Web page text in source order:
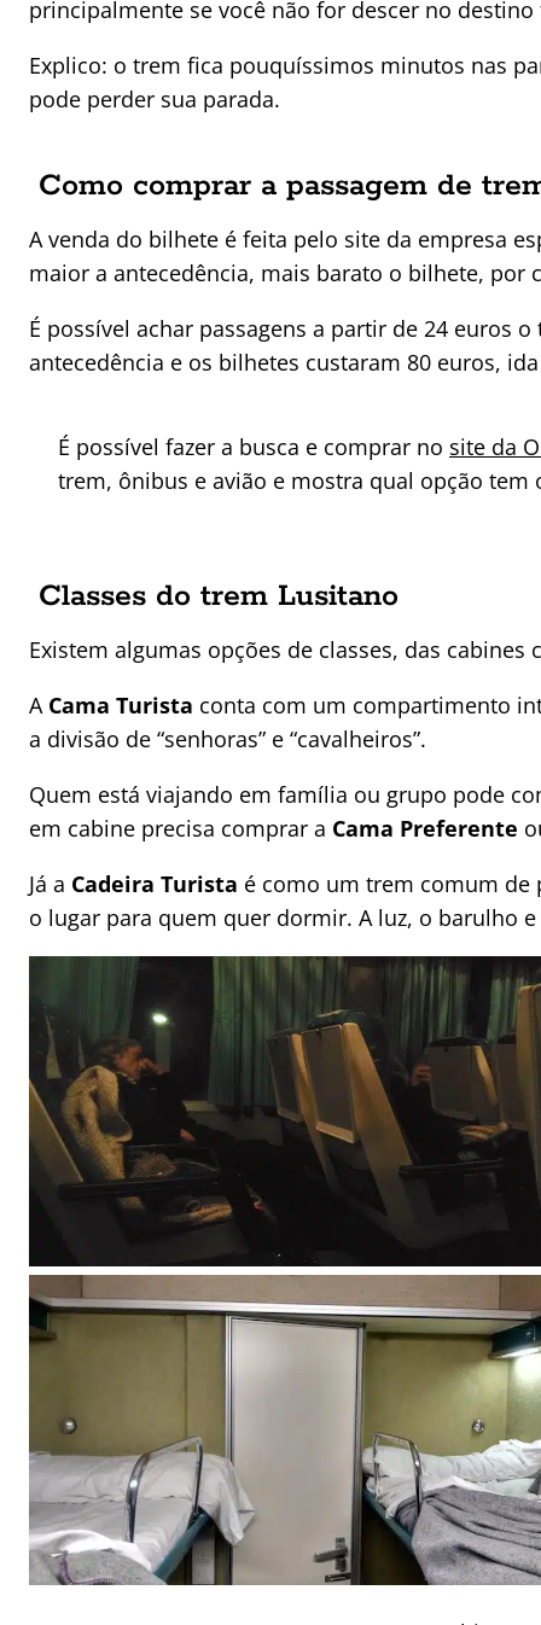
principalmente se você não for descer no
Explico: o trem fica pouquíssimos minutos nas
pode perder sua parada.
Como comprar a passagem de
A venda do bilhete é feita pelo site da empresa
maior a antecedência, mais barato o bilhete, por
É possível achar passagens a partir de 24 euros
antecedência e os bilhetes custaram 80 euros,
É possível fazer a busca e comprar no site da
trem, ônibus e avião e mostra qual opção
Classes do trem Lusitano
Existem algumas opções de classes, das
A Cama Turista conta com um compartimento
a divisão de “senhoras” e “cavalheiros”.
Quem está viajando em família ou grupo pode
em cabine precisa comprar a Cama Preferente
Já a Cadeira Turista é como um trem comum de
o lugar para quem quer dormir. A luz, o barulho